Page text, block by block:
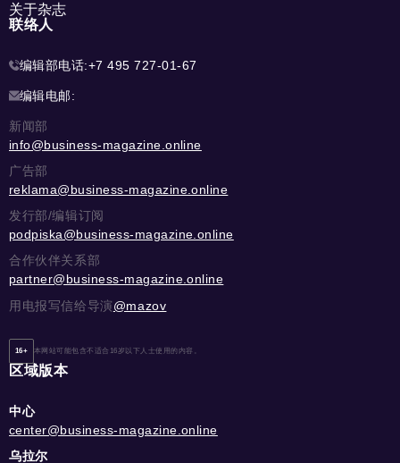
关于杂志
联络人
编辑部电话:+7 495 727-01-67
编辑电邮:
新闻部
info@business-magazine.online
广告部
reklama@business-magazine.online
发行部/编辑订阅
podpiska@business-magazine.online
合作伙伴关系部
partner@business-magazine.online
用电报写信给导演@mazov
16+ 本网站可能包含不适合16岁以下人士使用的内容。
区域版本
中心
center@business-magazine.online
乌拉尔